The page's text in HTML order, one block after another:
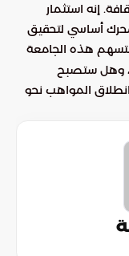
إنه استثمار
أساسي لتحقيق
هذه الجامعة
وهل ستصبح
المواهب نحو